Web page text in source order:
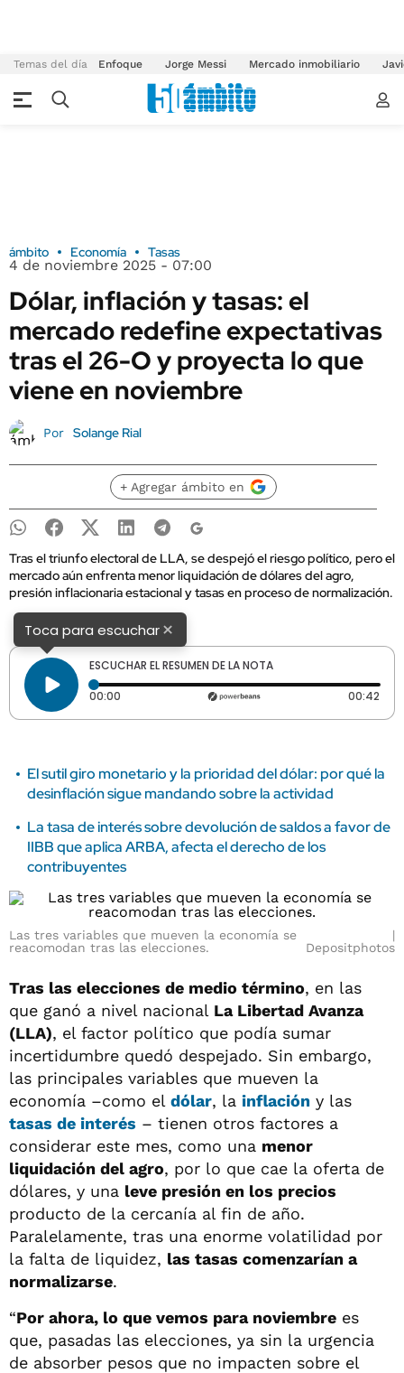
Temas del día Enfoque Jorge Messi Mercado inmobiliario
ámbito Economía Tasas
4 de noviembre 2025 - 07:00
Dólar, inflación y tasas: el
mercado redefine expectativas
tras el 26-O y proyecta lo que
viene en noviembre
Por Solange Rial
+ Agregar ámbito en
Tras el triunfo electoral de LLA, se despejó el riesgo político, pero el
mercado aún enfrenta menor liquidación de dólares del agro,
presión inflacionaria estacional y tasas en proceso de normalización.
Toca para escuchar×
ESCUCHAR EL RESUMEN DE LA NOTA
00:00 Tiempo transcurrido: 0 segundos 00:42
El sutil giro monetario y la prioridad del dólar: por qué la
desinflación sigue mandando sobre la actividad
La tasa de interés sobre devolución de saldos a favor de
IIBB que aplica ARBA, afecta el derecho de los
contribuyentes
Las tres variables que mueven la economía se
reacomodan tras las elecciones.
Depositphotos
Tras las elecciones de medio término, en las
que ganó a nivel nacional La Libertad Avanza
(LLA), el factor político que podía sumar
incertidumbre quedó despejado. Sin embargo,
las principales variables que mueven la
economía –como el dólar, la inflación y las
tasas de interés – tienen otros factores a
considerar este mes, como una menor
liquidación del agro, por lo que cae la oferta de
dólares, y una leve presión en los precios
producto de la cercanía al fin de año.
Paralelamente, tras una enorme volatilidad por
la falta de liquidez, las tasas comenzarían a
normalizarse.
“Por ahora, lo que vemos para noviembre es
que, pasadas las elecciones, ya sin la urgencia
de absorber pesos que no impacten sobre el